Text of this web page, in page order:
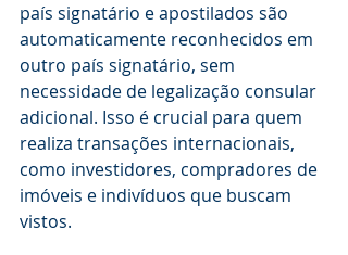
país signatário e apostilados são
automaticamente reconhecidos em
outro país signatário, sem
necessidade de legalização consular
adicional. Isso é crucial para quem
realiza transações internacionais,
como investidores, compradores de
imóveis e indivíduos que buscam
vistos.